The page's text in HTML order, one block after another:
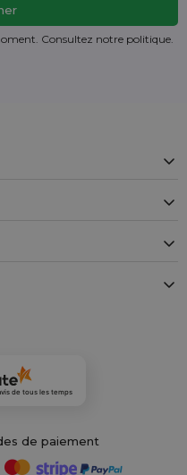
Consultez notre politique.
de tous les temps
de paiement